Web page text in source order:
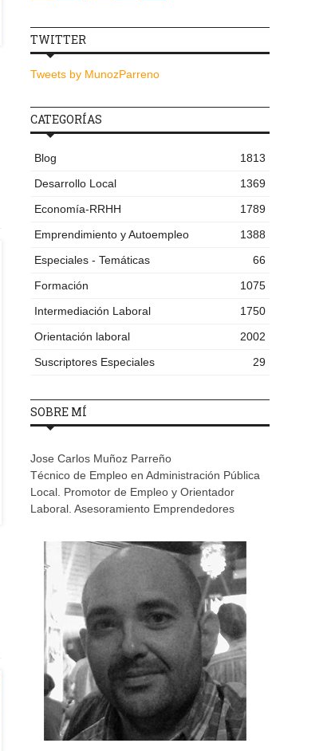
TWITTER
Tweets by MunozParreno
CATEGORÍAS
Blog
1813
Desarrollo Local
1369
Economía-RRHH
1789
Emprendimiento y Autoempleo
1388
Especiales - Temáticas
66
Formación
1075
Intermediación Laboral
1750
Orientación laboral
2002
Suscriptores Especiales
29
SOBRE MÍ
Jose Carlos Muñoz Parreño
Técnico de Empleo en Administración Pública
Local. Promotor de Empleo y Orientador
Laboral. Asesoramiento Emprendedores